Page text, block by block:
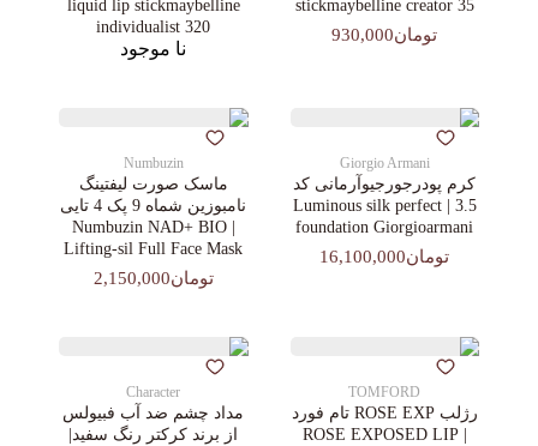
stickmaybelline creator 35
تومان930,000
liquid lip stickmaybelline
individualist 320
نا موجود
Giorgio Armani
کرم پودرجورجیوآرمانی کد
3.5 | Luminous silk perfect
foundation Giorgioarmani
تومان16,100,000
Numbuzin
ماسک صورت لیفتینگ
نامبوزین شماه 9 پک 4 تایی
| Numbuzin NAD+ BIO
Lifting-sil Full Face Mask
تومان2,150,000
TOMFORD
رژلب ROSE EXP تام فورد
| ROSE EXPOSED LIP
Character
مداد چشم ضد آب فبیولس
از برند کرکتر رنگ سفید|